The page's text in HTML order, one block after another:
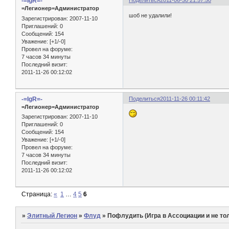
=Легионер=Администратор
Зарегистрирован: 2007-11-10
Приглашений: 0
Сообщений: 154
Уважение: [+1/-0]
Провел на форуме:
7 часов 34 минуты
Последний визит:
2011-11-26 00:12:02
шоб не удалили!
Поделиться2011-11-26 00:11:42
-=IgR=-
=Легионер=Администратор
Зарегистрирован: 2007-11-10
Приглашений: 0
Сообщений: 154
Уважение: [+1/-0]
Провел на форуме:
7 часов 34 минуты
Последний визит:
2011-11-26 00:12:02
Страница:« 1 … 4 5 6
»Элитный Легион »Флуд »Пофлудить (Игра в Ассоциации и не